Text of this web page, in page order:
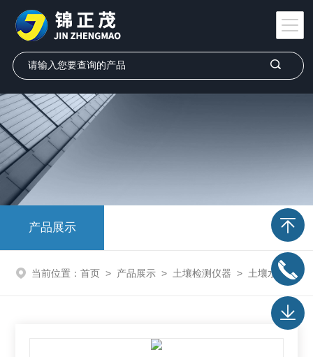
产品展示
当前位置： 首页 > 产品展示 > 土壤检测仪器 > 土壤水分温度测试仪